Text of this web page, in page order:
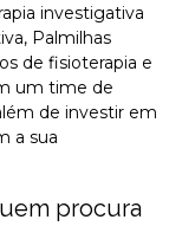
investigativa
Palmilhas
de fisioterapia e
um time de
de investir em
a sua
procura